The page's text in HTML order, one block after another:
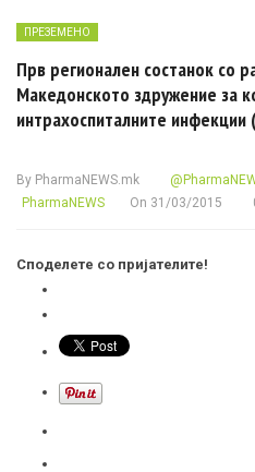
ПРЕЗЕМЕНО
Прв регионален состанок со
Македонското здружение за
интрахоспиталните
By PharmaNEWS.mk
PharmaNEWS
On 31/03/2015
Споделете со пријателите!